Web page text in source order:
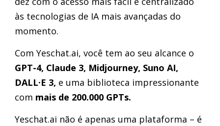
às tecnologias de IA mais avançadas do
momento.
Com Yeschat.ai, você tem ao seu alcance o
GPT-4, Claude 3, Midjourney, Suno AI,
DALL·E 3, e uma biblioteca impressionante
com mais de 200.000 GPTs.
Yeschat.ai não é apenas uma plataforma – é